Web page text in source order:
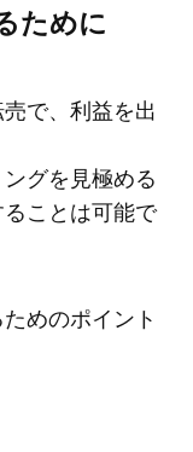
ために
で、利益を出
グを見極める
ことは可能で
めのポイント